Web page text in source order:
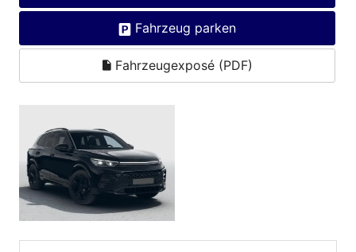
Fahrzeug parken
Fahrzeugexposé (PDF)